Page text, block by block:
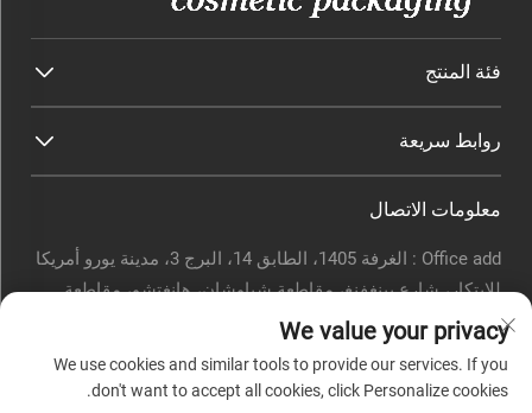
فئة المنتج
روابط سريعة
معلومات الاتصال
Office add : الغرفة 1405، الطابق 14، البرج 3، مدينة يورو أمريكا
للابتكار، شارع يينغفنغ، مقاطعة شياوشان، هانغتشو، مقاطعة
تشجيانغ، الصين.
البريد الإلكتروني:
هاتف:0571-82266375
We value your privacy
We use cookies and similar tools to provide our services. If you
don't want to accept all cookies, click Personalize cookies.